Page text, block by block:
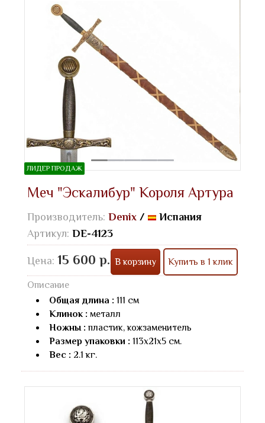
ЛИДЕР ПРОДАЖ
Меч "Эскалибур" Короля Артура
Производитель: Denix /
Испания
Артикул: DE-4123
Цена: 15 600 р. В корзину Купить в 1 клик
Описание
Общая длина : 111 см
Клинок : металл
Ножны : пластик, кожзаменитель
Размер упаковки : 113х21х5 см.
Вес : 2.1 кг.